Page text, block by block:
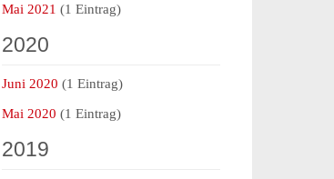
Mai 2021 (1 Eintrag)
2020
Juni 2020 (1 Eintrag)
Mai 2020 (1 Eintrag)
2019